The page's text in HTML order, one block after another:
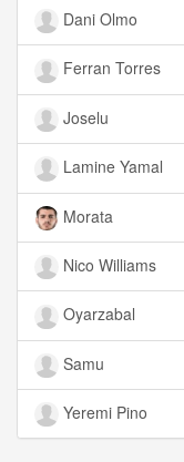
Dani Olmo
Ferran Torres
Joselu
Lamine Yamal
Morata
Nico Williams
Oyarzabal
Samu
Yeremi Pino